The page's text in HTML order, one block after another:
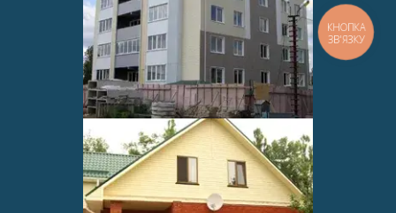
КНОПКА
ЗВ'ЯЗКУ